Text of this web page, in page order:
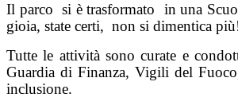
Il parco si è trasformato in una
gioia, state certi, non si dimentica
Tutte le attività sono curate e
Guardia di Finanza, Vigili del
inclusione.